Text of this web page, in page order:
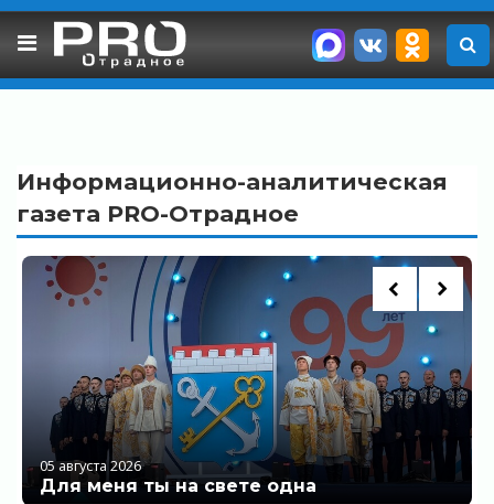
Skip
Информационно-аналитическая
газета PRO-Отрадное
05 августа 2026
Для меня ты на свете одна